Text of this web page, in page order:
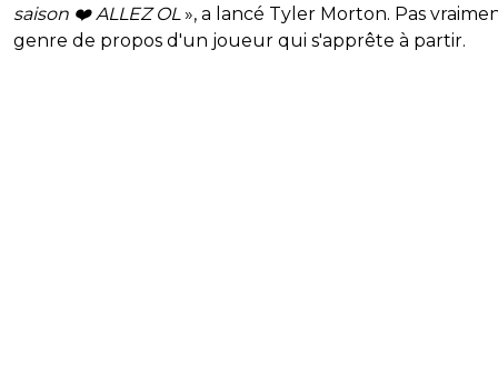
saison ❤️ ALLEZ OL», a lancé Tyler Morton. Pas
genre de propos d'un joueur qui s'apprête à partir.